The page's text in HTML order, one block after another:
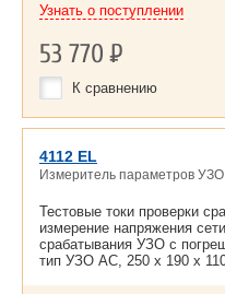
Узнать о поступлении
53 770Р
К сравнению
4112 EL
Измеритель параметров
Тестовые токи проверки
измерение напряжения
срабатывания УЗО с
тип УЗО АС, 250 х 190 х